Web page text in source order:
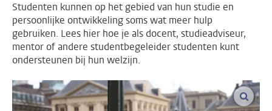
Studenten kunnen op het gebied van hun studie en
persoonlijke ontwikkeling soms wat meer hulp
gebruiken. Lees hier hoe je als docent, studieadviseur,
mentor of andere studentbegeleider studenten kunt
ondersteunen bij hun welzijn.